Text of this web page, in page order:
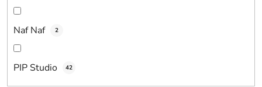
Naf Naf 2
PIP Studio 42